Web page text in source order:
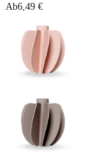
Ab6,49 €